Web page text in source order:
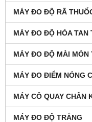
MÁY ĐO ĐỘ RÃ
MÁY ĐO ĐỘ HÒA TAN
MÁY ĐO ĐỘ MÀI MÒN
MÁY ĐO ĐIỂM NÓNG
MÁY CÔ QUAY CHÂN
MÁY ĐO ĐỘ TRẮNG